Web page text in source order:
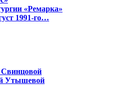
«Ремарка»
1991-го…
Утышевой